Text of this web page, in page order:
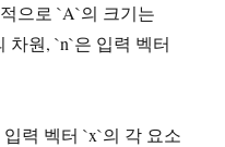
으로 `A`의 크기는
차원, `n`은 입력 벡터
력 벡터 `x`의 각 요소